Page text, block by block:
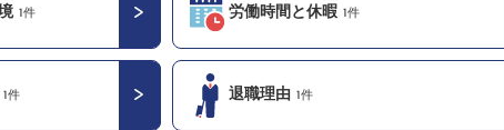
1件 労働時間と休暇 1件
1件 退職理由 1件